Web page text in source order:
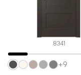
8341
+9